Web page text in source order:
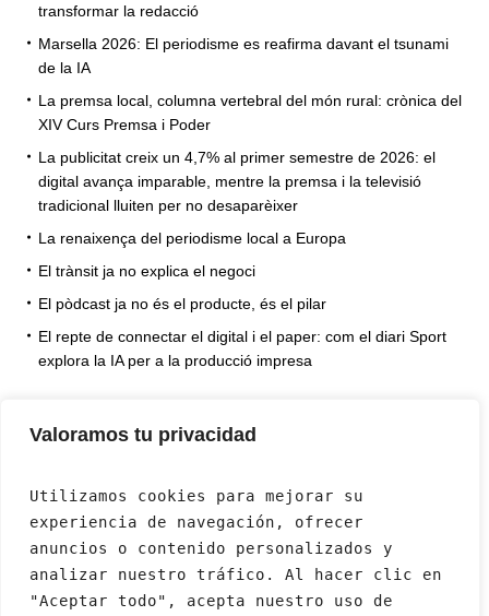
Valoramos tu privacidad
Utilizamos cookies para mejorar su
experiencia de navegación, ofrecer
anuncios o contenido personalizados y
analizar nuestro tráfico. Al hacer clic en
"Aceptar todo", acepta nuestro uso de
transformar la redacció
Marsella 2026: El periodisme es reafirma davant el tsunami
de la IA
La premsa local, columna vertebral del món rural: crònica del
XIV Curs Premsa i Poder
La publicitat creix un 4,7% al primer semestre de 2026: el
digital avança imparable, mentre la premsa i la televisió
tradicional lluiten per no desaparèixer
La renaixença del periodisme local a Europa
El trànsit ja no explica el negoci
El pòdcast ja no és el producte, és el pilar
El repte de connectar el digital i el paper: com el diari Sport
explora la IA per a la producció impresa